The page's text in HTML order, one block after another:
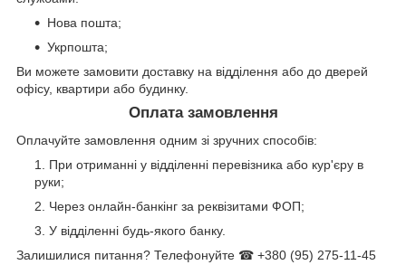
Нова пошта;
Укрпошта;
Ви можете замовити доставку на відділення або до дверей
офісу, квартири або будинку.
Оплата замовлення
Оплачуйте замовлення одним зі зручних способів:
При отриманні у відділенні перевізника або кур'єру в
руки;
Через онлайн-банкінг за реквізитами ФОП;
У відділенні будь-якого банку.
Залишилися питання? Телефонуйте ☎ +380 (95) 275-11-45